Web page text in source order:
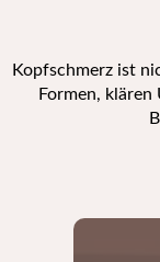
Kopfschmerz ist
Formen,